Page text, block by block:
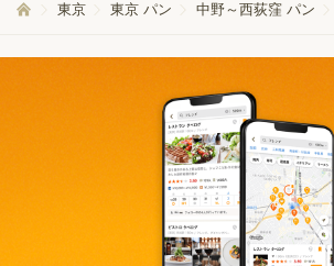
東京 東京 パン 中野～西荻窪 パン